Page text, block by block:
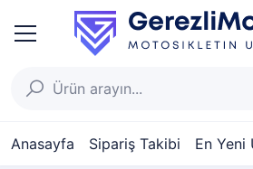
Anasayfa Sipariş Takibi En Yeni